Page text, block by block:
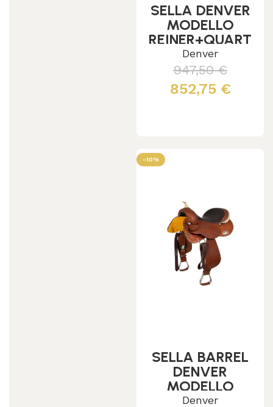
SELLA DENVER
MODELLO
REINER+QUART
ER
Denver
947,50€
852,75 €
-10%
SELLA BARREL
DENVER
MODELLO
BARREL+
Denver